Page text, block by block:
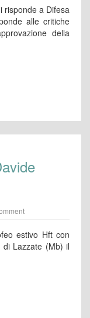
risponde a Difesa
alle critiche
della
estivo Hft con
di Lazzate (Mb) il